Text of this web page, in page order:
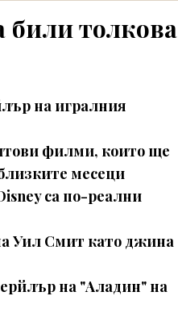
били толкова
на игралния
филми, които ще
месеци
са по-реални
Уил Смит като джина
на "Аладин" на